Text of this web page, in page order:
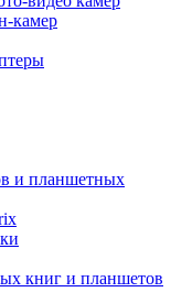
камер
и планшетных
книг и планшетов